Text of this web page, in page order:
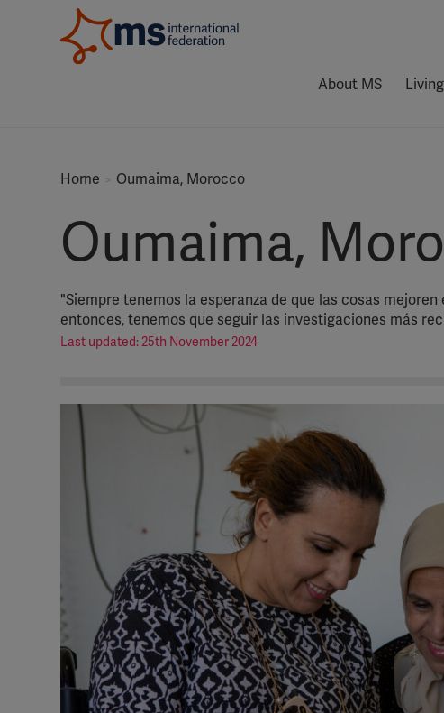
About MS
Home Oumaima, Morocco
Oumaima,
"Siempre tenemos la esperanza de que las cosas
entonces, tenemos que seguir las investigaciones más
Last updated: 25th November 2024